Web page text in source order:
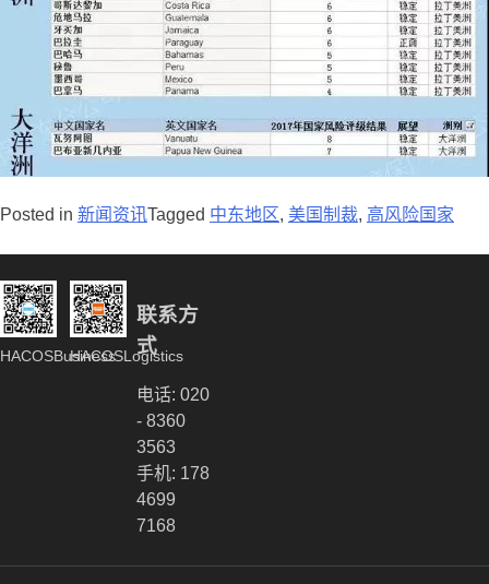
Posted in 新闻资讯Tagged 中东地区, 美国制裁, 高风险国家
HACOSBusinessHACOSLogistics
联系方
式
电话: 020
- 8360
3563
手机: 178
4699
7168